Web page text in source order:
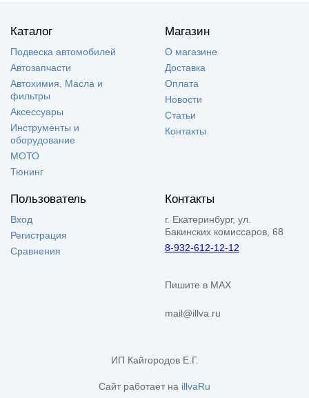
Каталог
Подвеска автомобилей
Автозапчасти
Автохимия, Масла и
фильтры
Аксессуары
Инструменты и
оборудование
МОТО
Тюнинг
Магазин
О магазине
Доставка
Оплата
Новости
Статьи
Контакты
Пользователь
Вход
Регистрация
Сравнения
Контакты
г. Екатеринбург, ул.
Бакинских комиссаров, 68
8-932-612-12-12
Пишите в MAX
mail@illva.ru
ИП Кайгородов Е.Г.
Сайт работает на illvaRu